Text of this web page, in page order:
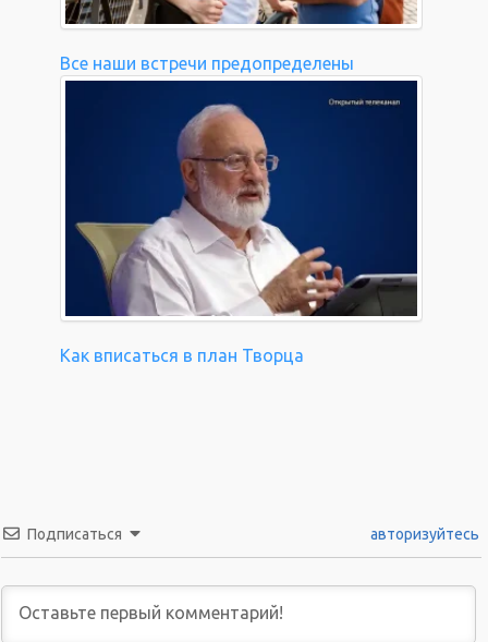
Все наши встречи предопределены
Как вписаться в план Творца
Подписаться авторизуйтесь